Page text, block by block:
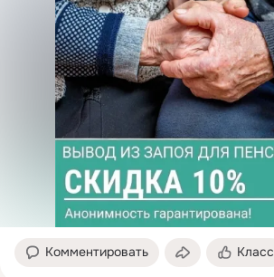
Комментировать Класс